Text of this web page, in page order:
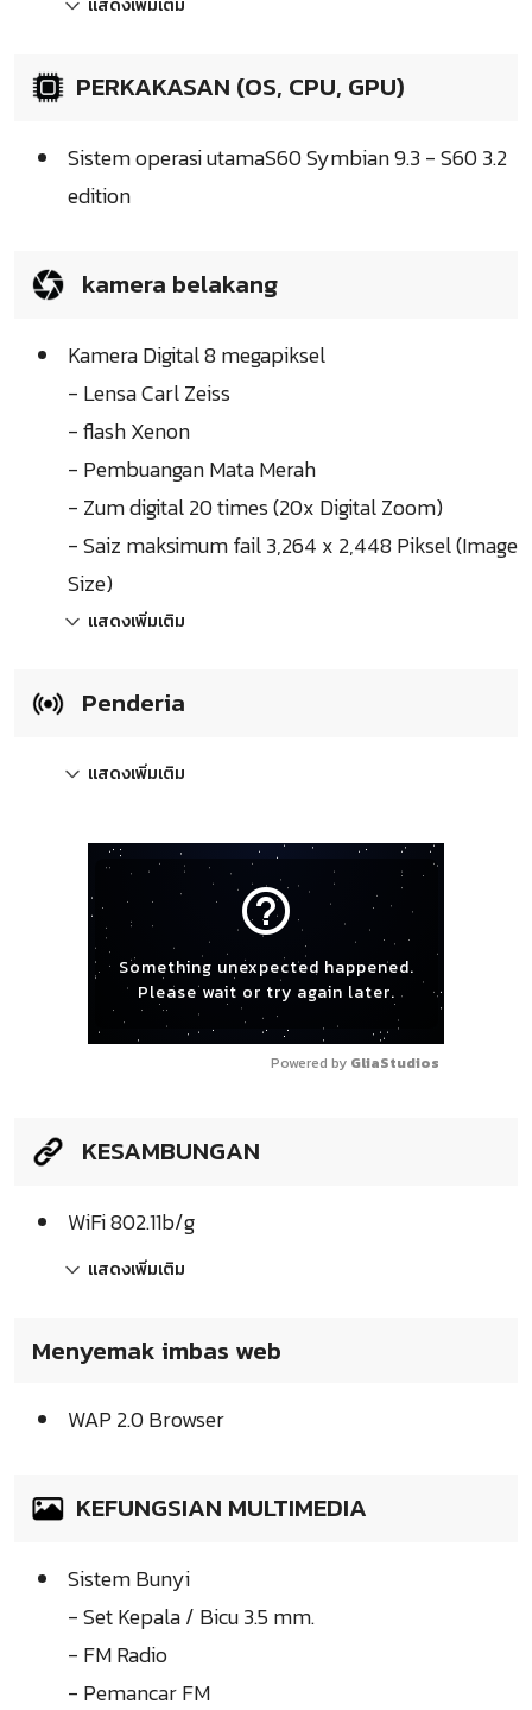
แสดงเพิ่มเติม
PERKAKASAN (OS, CPU, GPU)
Sistem operasi utamaS60 Symbian 9.3 - S60 3.2
edition
kamera belakang
Kamera Digital 8 megapiksel
- Lensa Carl Zeiss
- flash Xenon
- Pembuangan Mata Merah
- Zum digital 20 times (20x Digital Zoom)
- Saiz maksimum fail 3,264 x 2,448 Piksel (Image
Size)
แสดงเพิ่มเติม
Penderia
แสดงเพิ่มเติม
help_outline
Something unexpected happened.
Please wait or try again later.
Powered by GliaStudios
KESAMBUNGAN
WiFi 802.11b/g
แสดงเพิ่มเติม
Menyemak imbas web
WAP 2.0 Browser
KEFUNGSIAN MULTIMEDIA
Sistem Bunyi
- Set Kepala / Bicu 3.5 mm.
- FM Radio
- Pemancar FM